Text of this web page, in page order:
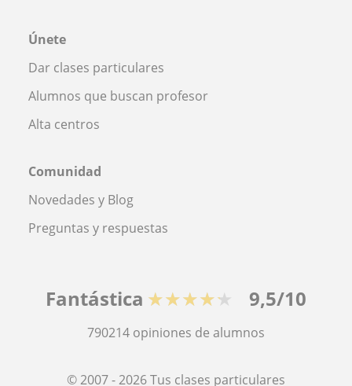
Únete
Dar clases particulares
Alumnos que buscan profesor
Alta centros
Comunidad
Novedades y Blog
Preguntas y respuestas
Fantástica ★★★★★ 9,5/10
790214 opiniones de alumnos
© 2007 - 2026 Tus clases particulares